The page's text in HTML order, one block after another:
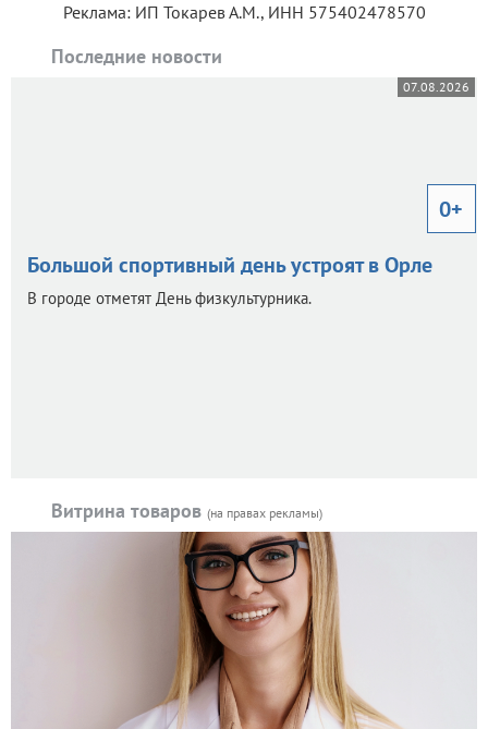
Реклама: ИП Токарев А.М., ИНН 575402478570
Последние новости
07.08.2026
0+
Большой спортивный день устроят в Орле
В городе отметят День физкультурника.
Витрина товаров (на правах рекламы)